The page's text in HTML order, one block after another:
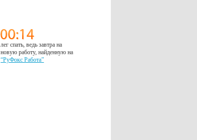
лег спать, ведь завтра на
новую работу, найденную на
“РуФокс Работа”